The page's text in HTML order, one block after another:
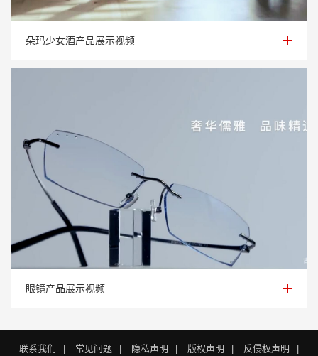
朵玛少女酒产品展示视频
朵玛少女酒产品展示视频
眼镜产品展示视频
眼镜产品展示视频
联系我们 | 常见问题 | 隐私声明 | 版权声明 | 反侵权声明 |